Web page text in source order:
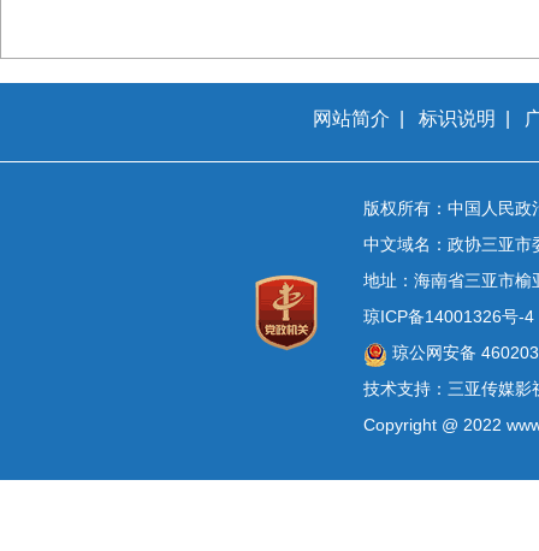
网站简介 标识说明
版权所有：中国人民
中文域名：政协三亚市
地址：海南省三亚市榆
琼ICP备14001326号-4
琼公网安备
技术支持：三亚传媒影
Copyright @ 2022